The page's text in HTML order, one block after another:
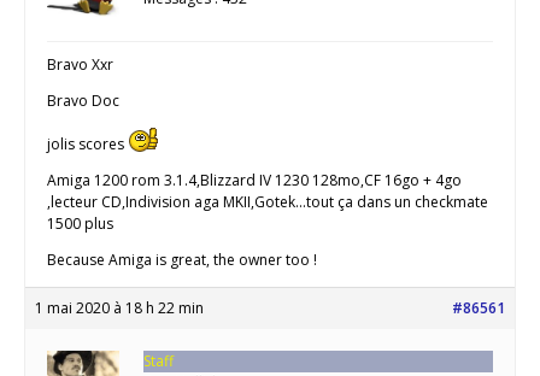
Bravo Xxr
Bravo Doc
jolis scores
Amiga 1200 rom 3.1.4,Blizzard IV 1230 128mo,CF 16go + 4go
,lecteur CD,Indivision aga MKII,Gotek...tout ça dans un checkmate
1500 plus
Because Amiga is great, the owner too !
1 mai 2020 à 18 h 22 min #86561
Staff